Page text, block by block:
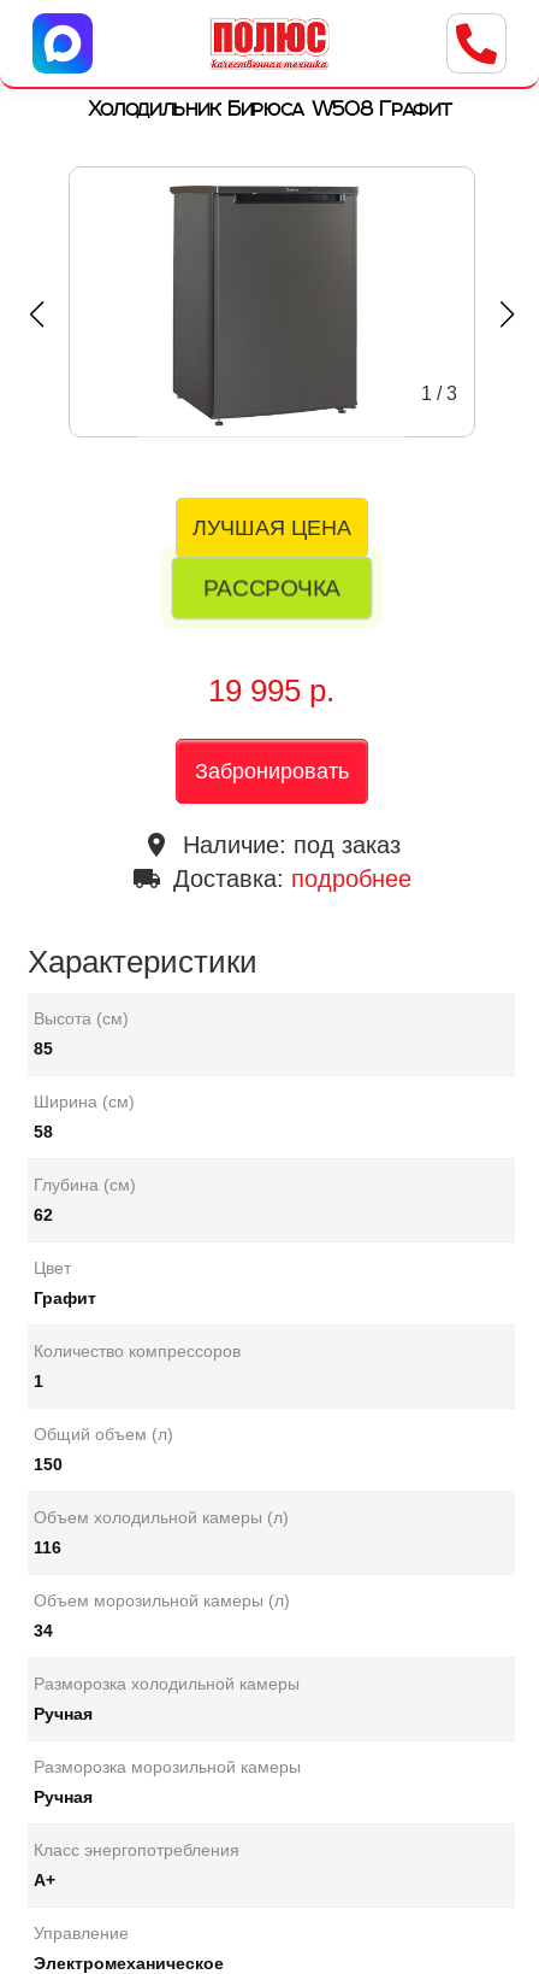
Центр бытовой техники
г. Ульяновск, ул. Пушкарева, 8a
Холодильник Бирюса W508 Графит
1 /3
ЛУЧШАЯ ЦЕНА
РАССРОЧКА
19 995 р.
Забронировать
place Наличие: под заказ
local_shipping Доставка: подробнее
Характеристики
Высота (см)
85
Ширина (см)
58
Глубина (см)
62
Цвет
Графит
Количество компрессоров
1
Общий объем (л)
150
Объем холодильной камеры (л)
116
Объем морозильной камеры (л)
34
Разморозка холодильной камеры
Ручная
Разморозка морозильной камеры
Ручная
Класс энергопотребления
А+
Управление
Электромеханическое